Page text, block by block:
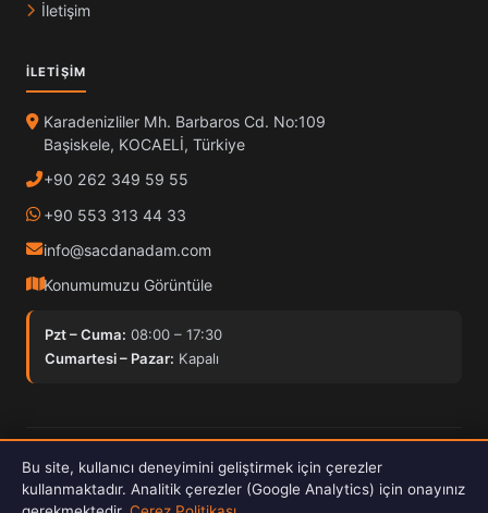
İletişim
İLETIŞIM
Karadenizliler Mh. Barbaros Cd. No:109
Başiskele, KOCAELİ, Türkiye
+90 262 349 59 55
+90 553 313 44 33
info@sacdanadam.com
Konumumuzu Görüntüle
Pzt – Cuma: 08:00 – 17:30
Cumartesi – Pazar: Kapalı
Hardox İşleme ISO Kalite 30kW Fiber Lazer
Bu site, kullanıcı deneyimini geliştirmek için çerezler
kullanmaktadır. Analitik çerezler (Google Analytics) için onayınız